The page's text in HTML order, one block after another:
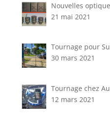
Nouvelles
21 mai 2021
Tournage pour
30 mars 2021
Tournage chez
12 mars 2021